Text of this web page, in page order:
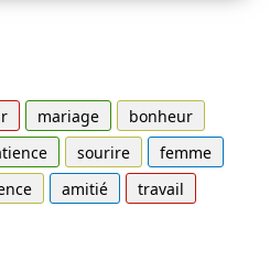
mariage
bonheur
sourire
femme
amitié
travail